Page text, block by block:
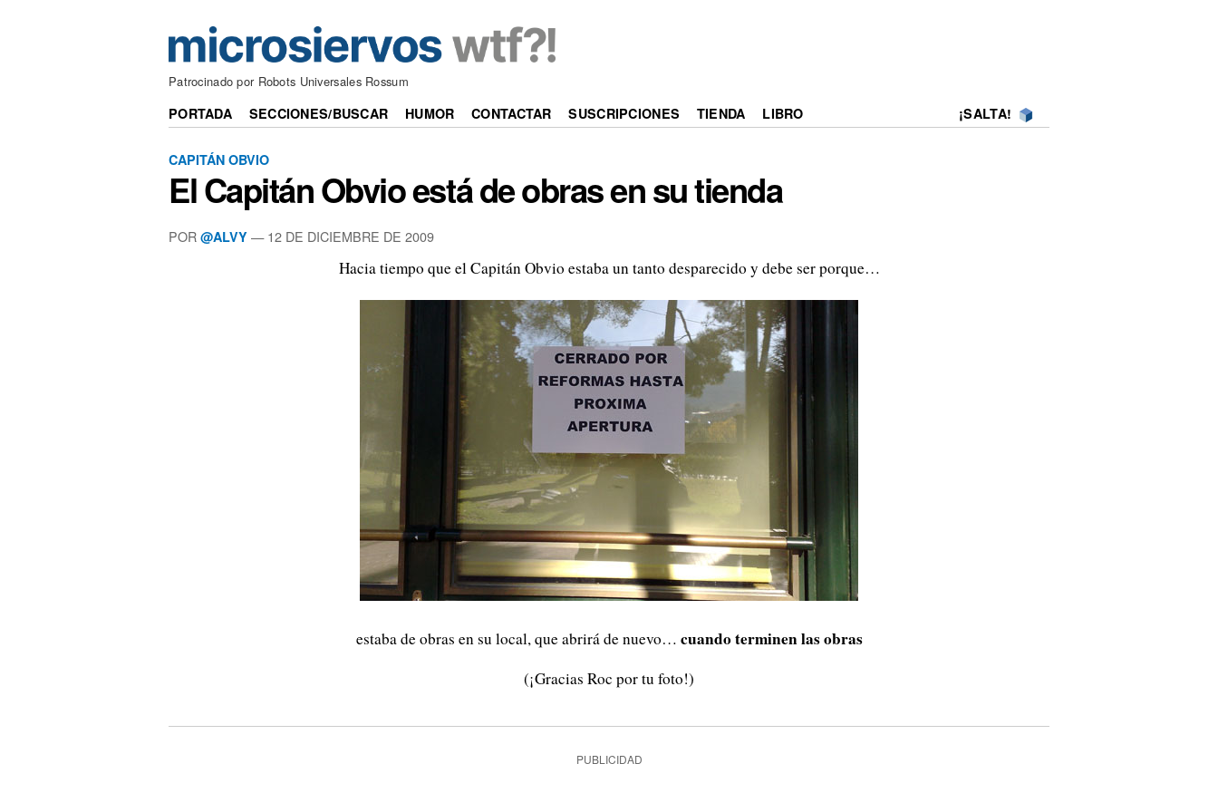
Patrocinado por Robots Universales Rossum
PORTADA SECCIONES/BUSCAR HUMOR CONTACTAR SUSCRIPCIONES TIENDA LIBRO ¡SALTA!
CAPITÁN OBVIO
El Capitán Obvio está de obras en su tienda
POR @ALVY —12 DE DICIEMBRE DE 2009
Hacia tiempo que el Capitán Obvio estaba un tanto desparecido y debe ser porque…
estaba de obras en su local, que abrirá de nuevo… cuando terminen las obras
(¡Gracias Roc por tu foto!)
PUBLICIDAD